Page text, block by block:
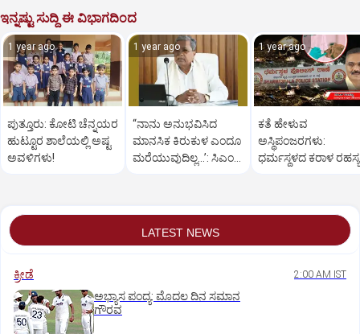
ಇನ್ನಷ್ಟು ಸುದ್ದಿ ಈ ವಿಭಾಗದಿಂದ
1 year ago
ಪುತ್ತೂರು: ಕೋಟಿ ಚೆನ್ನಯರ
ಹುಟ್ಟೂರ ಶಾಲೆಯಲ್ಲಿ ಅಷ್ಟ
ಅವಳಿಗಳು!
1 year ago
“ನಾನು ಅನುಭವಿಸಿದ
ಮಾನಸಿಕ ಕಿರುಕುಳ ಎಂದೂ
ಮರೆಯುವುದಿಲ್ಲ…’: ಸಿಎಂ
1 year ago
ಕತೆ ಹೇಳುವ
ಅಸ್ಥಿಪಂಜರಗಳು:
ಧರ್ಮಸ್ಥಳದ‌ ಕರಾಳ ರಹಸ್ಯ
LATEST NEWS
ಕ್ರೀಡೆ 2:00 AM IST
ಅಭ್ಯಾಸ ಪಂದ್ಯ: ಮೊದಲ ದಿನ ಸಮಾನ
ಗೌರವ